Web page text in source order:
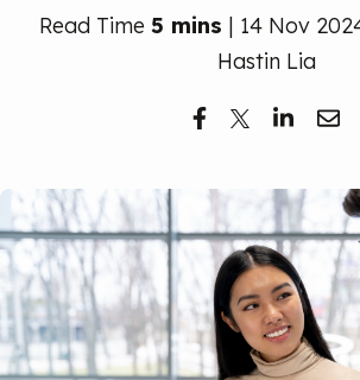
Read Time 5 mins | 14 Nov
Hastin Lia